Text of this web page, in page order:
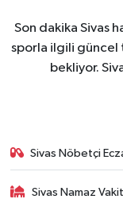
Son dakika Sivas
sporla ilgili güncel
bekliyor.
Sivas Nöbetçi
Sivas Namaz